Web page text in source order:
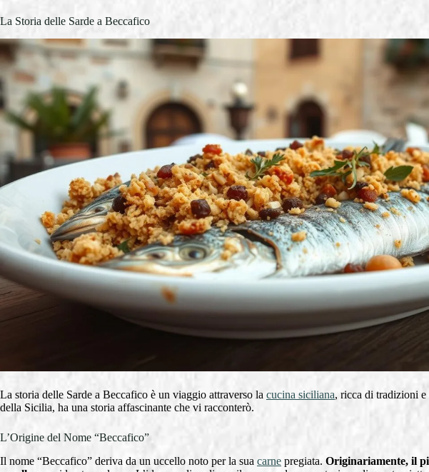
La Storia delle Sarde a Beccafico
La storia delle Sarde a Beccafico è un viaggio attraverso la cucina siciliana, ricca di tradizioni
della Sicilia, ha una storia affascinante che vi racconterò.
L’Origine del Nome “Beccafico”
Il nome “Beccafico” deriva da un uccello noto per la sua carne pregiata. Originariamente, il